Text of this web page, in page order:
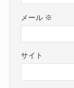
メール ※
サイト